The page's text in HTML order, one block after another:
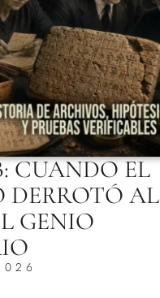
CUANDO EL
DERROTÓ AL
GENIO